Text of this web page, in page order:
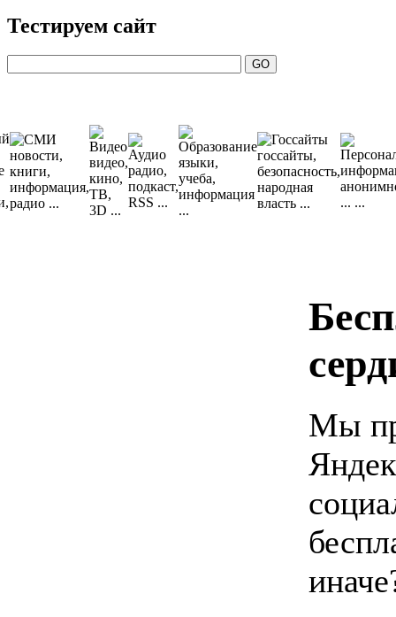
Тестируем сайт
Мы